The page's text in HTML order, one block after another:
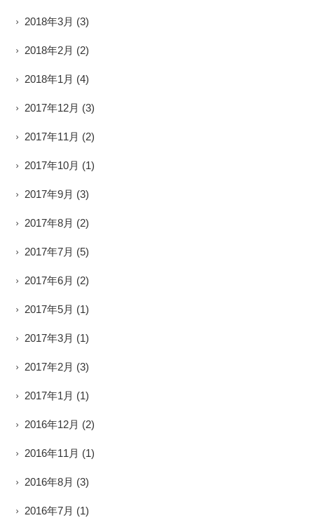
2018年3月 (3)
2018年2月 (2)
2018年1月 (4)
2017年12月 (3)
2017年11月 (2)
2017年10月 (1)
2017年9月 (3)
2017年8月 (2)
2017年7月 (5)
2017年6月 (2)
2017年5月 (1)
2017年3月 (1)
2017年2月 (3)
2017年1月 (1)
2016年12月 (2)
2016年11月 (1)
2016年8月 (3)
2016年7月 (1)